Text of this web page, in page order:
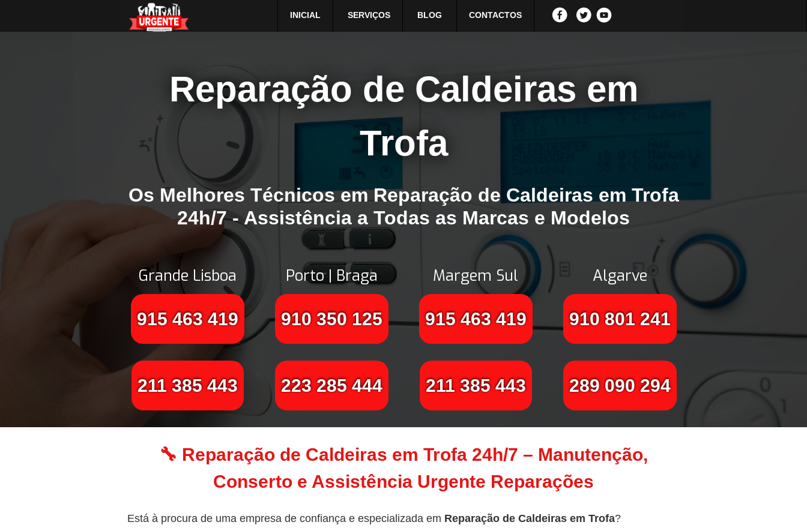
INICIAL SERVIÇOS BLOG CONTACTOS
Reparação de Caldeiras em
Trofa
Os Melhores Técnicos em Reparação de Caldeiras em Trofa
24h/7 - Assistência a Todas as Marcas e Modelos
Grande Lisboa
915 463 419
211 385 443
Porto | Braga
910 350 125
223 285 444
Margem Sul
915 463 419
211 385 443
Algarve
910 801 241
289 090 294
🔧 Reparação de Caldeiras em Trofa 24h/7 – Manutenção,
Conserto e Assistência Urgente Reparações
Está à procura de uma empresa de confiança e especializada em Reparação de Caldeiras em Trofa?